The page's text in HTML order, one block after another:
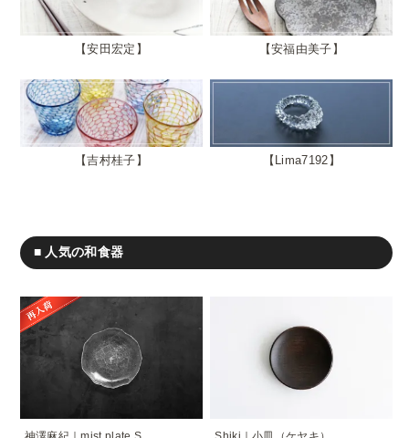
安田宏定 安福由美子
吉村桂子 Lima7192
■ 人気の和食器